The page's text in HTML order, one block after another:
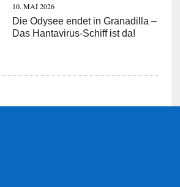
10. MAI 2026
Die Odysee endet in Granadilla –
Das Hantavirus-Schiff ist da!